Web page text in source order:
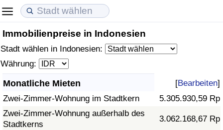
Immobilienpreise in Indonesien
Stadt wählen in Indonesien:
Währung:
Monatliche Mieten [Bearbeiten]
Zwei-Zimmer-Wohnung im Stadtkern
5.305.930,59 Rp
Zwei-Zimmer-Wohnung außerhalb des
Stadtkerns
3.062.168,67 Rp
Lebenshaltungskosten
Lebenshaltungskosten-Index (aktuell)
Lebenshaltungskosten-Index
Lebenshaltungskosten-Index nach Land
Immobilienpreise
Immobilienpreis-Index (aktuell)
Immobilienpreis-Index
Immobilienpreis-Index nach Land
Lebensqualität
Lebensqualität-Index
Lebensqualität-Index (aktuell)
Lebensqualitätsindex nach Land